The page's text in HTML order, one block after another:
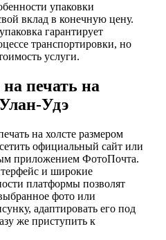
упаковки
вклад в конечную цену.
гарантирует
транспортировки, но
услуги.
печать на
Удэ
на холсте размером
официальный сайт или
приложением ФотоПочта.
и широкие
платформы позволят
фото или
адаптировать его под
же приступить к